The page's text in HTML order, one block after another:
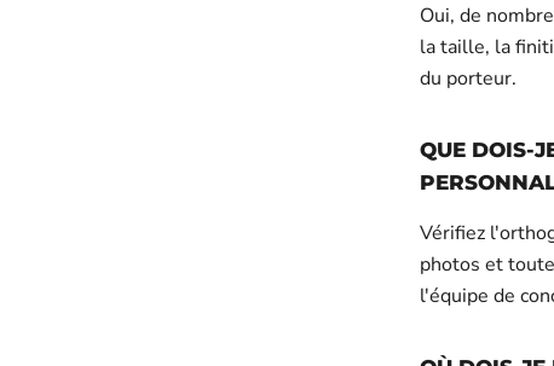
Oui, de
la taille, la
du porteur.
QUE DOIS-
Vérifiez
photos et
l'équipe de